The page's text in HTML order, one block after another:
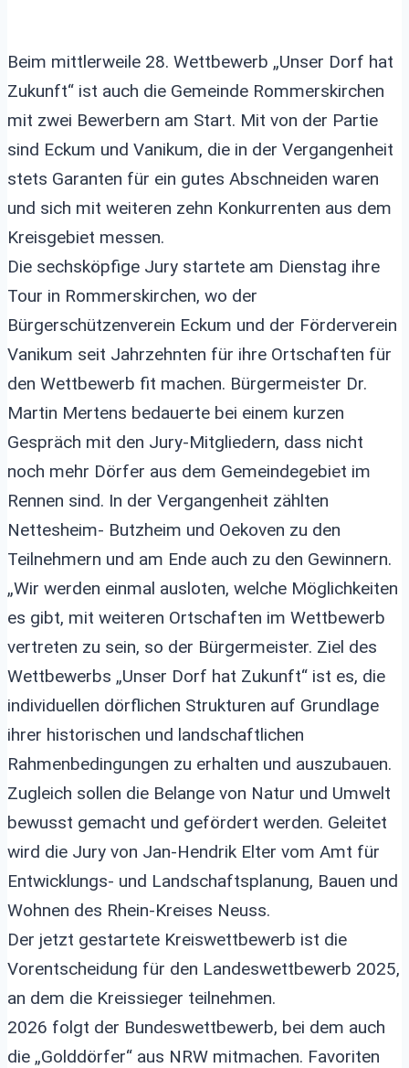
Beim mittlerweile 28. Wettbewerb „Unser Dorf hat
Zukunft“ ist auch die Gemeinde Rommerskirchen
mit zwei Bewerbern am Start. Mit von der Partie
sind Eckum und Vanikum, die in der Vergangenheit
stets Garanten für ein gutes Abschneiden waren
und sich mit weiteren zehn Konkurrenten aus dem
Kreisgebiet messen.
Die sechsköpfige Jury startete am Dienstag ihre
Tour in Rommerskirchen, wo der
Bürgerschützenverein Eckum und der Förderverein
Vanikum seit Jahrzehnten für ihre Ortschaften für
den Wettbewerb fit machen. Bürgermeister Dr.
Martin Mertens bedauerte bei einem kurzen
Gespräch mit den Jury-Mitgliedern, dass nicht
noch mehr Dörfer aus dem Gemeindegebiet im
Rennen sind. In der Vergangenheit zählten
Nettesheim- Butzheim und Oekoven zu den
Teilnehmern und am Ende auch zu den Gewinnern.
„Wir werden einmal ausloten, welche Möglichkeiten
es gibt, mit weiteren Ortschaften im Wettbewerb
vertreten zu sein, so der Bürgermeister. Ziel des
Wettbewerbs „Unser Dorf hat Zukunft“ ist es, die
individuellen dörflichen Strukturen auf Grundlage
ihrer historischen und landschaftlichen
Rahmenbedingungen zu erhalten und auszubauen.
Zugleich sollen die Belange von Natur und Umwelt
bewusst gemacht und gefördert werden. Geleitet
wird die Jury von Jan-Hendrik Elter vom Amt für
Entwicklungs- und Landschaftsplanung, Bauen und
Wohnen des Rhein-Kreises Neuss.
Der jetzt gestartete Kreiswettbewerb ist die
Vorentscheidung für den Landeswettbewerb 2025,
an dem die Kreissieger teilnehmen.
2026 folgt der Bundeswettbewerb, bei dem auch
die „Golddörfer“ aus NRW mitmachen. Favoriten